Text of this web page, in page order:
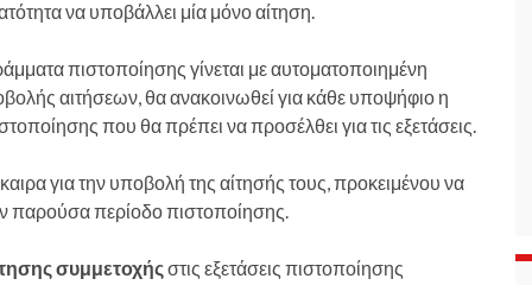
να υποβάλλει μία μόνο αίτηση.
πιστοποίησης γίνεται με αυτοματοποιημένη
αιτήσεων, θα ανακοινωθεί για κάθε υποψήφιο η
που θα πρέπει να προσέλθει για τις εξετάσεις.
για την υποβολή της αίτησής τους, προκειμένου να
παρούσα περίοδο πιστοποίησης.
συμμετοχήςστις εξετάσεις πιστοποίησης